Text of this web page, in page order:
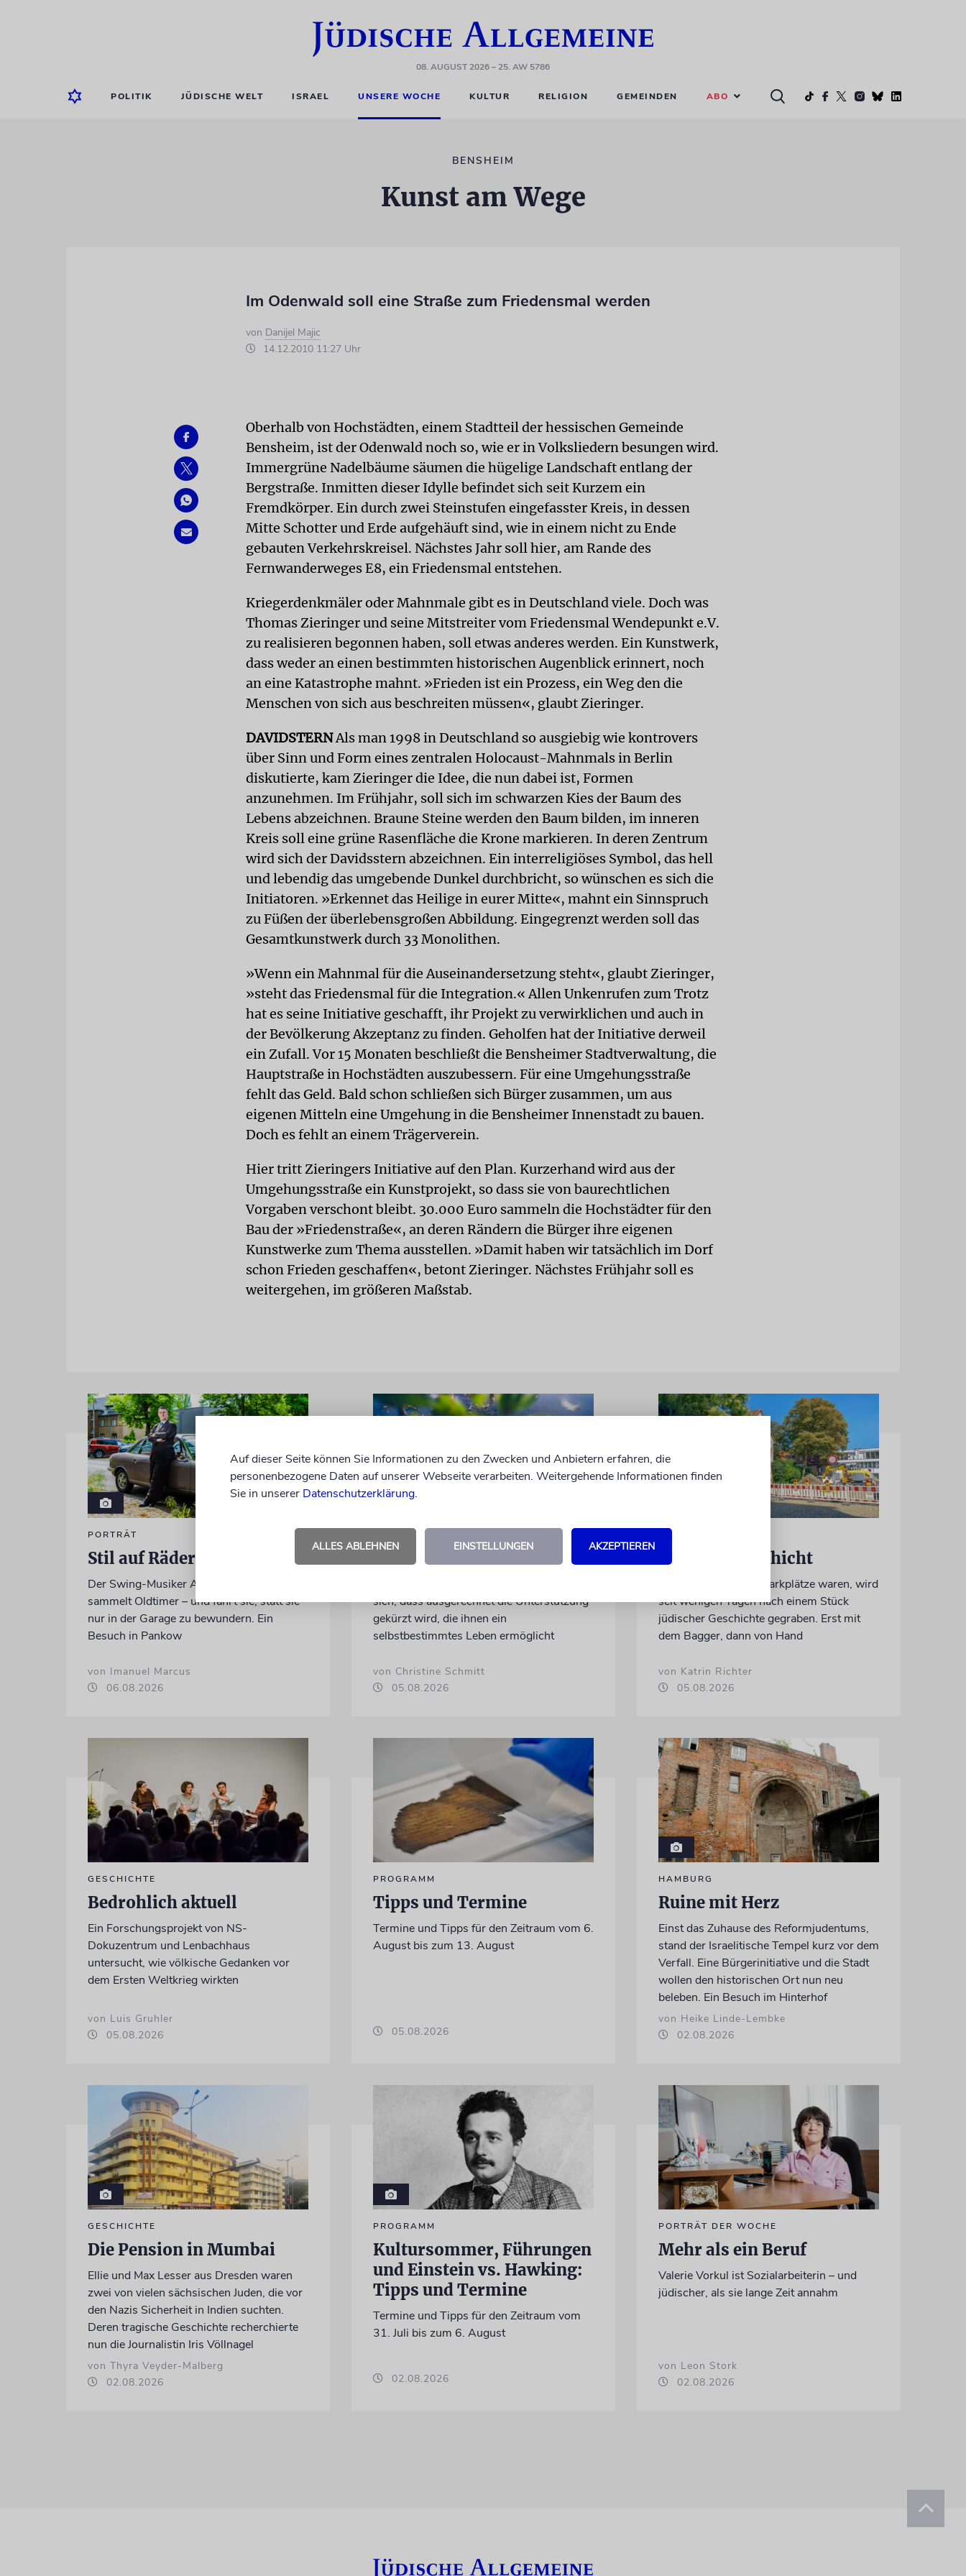
08. AUGUST 2026– 25. AW 5786
POLITIK JÜDISCHE WELT ISRAEL UNSERE WOCHE KULTUR RELIGION GEMEINDEN ABO
BENSHEIM
Kunst am Wege
Im Odenwald soll eine Straße zum Friedensmal werden
von Danijel Majic
14.12.2010 11:27 Uhr
Oberhalb von Hochstädten, einem Stadtteil der hessischen Gemeinde
Bensheim, ist der Odenwald noch so, wie er in Volksliedern besungen wird.
Immergrüne Nadelbäume säumen die hügelige Landschaft entlang der
Bergstraße. Inmitten dieser Idylle befindet sich seit Kurzem ein
Fremdkörper. Ein durch zwei Steinstufen eingefasster Kreis, in dessen
Mitte Schotter und Erde aufgehäuft sind, wie in einem nicht zu Ende
gebauten Verkehrskreisel. Nächstes Jahr soll hier, am Rande des
Fernwanderweges E8, ein Friedensmal entstehen.
Kriegerdenkmäler oder Mahnmale gibt es in Deutschland viele. Doch was
Thomas Zieringer und seine Mitstreiter vom Friedensmal Wendepunkt e.V.
zu realisieren begonnen haben, soll etwas anderes werden. Ein Kunstwerk,
dass weder an einen bestimmten historischen Augenblick erinnert, noch
an eine Katastrophe mahnt. »Frieden ist ein Prozess, ein Weg den die
Menschen von sich aus beschreiten müssen«, glaubt Zieringer.
DAVIDSTERNAls man 1998 in Deutschland so ausgiebig wie kontrovers
über Sinn und Form eines zentralen Holocaust-Mahnmals in Berlin
diskutierte, kam Zieringer die Idee, die nun dabei ist, Formen
anzunehmen. Im Frühjahr, soll sich im schwarzen Kies der Baum des
Lebens abzeichnen. Braune Steine werden den Baum bilden, im inneren
Kreis soll eine grüne Rasenfläche die Krone markieren. In deren Zentrum
wird sich der Davidsstern abzeichnen. Ein interreligiöses Symbol, das hell
und lebendig das umgebende Dunkel durchbricht, so wünschen es sich die
Initiatoren. »Erkennet das Heilige in eurer Mitte«, mahnt ein Sinnspruch
zu Füßen der überlebensgroßen Abbildung. Eingegrenzt werden soll das
Gesamtkunstwerk durch 33 Monolithen.
»Wenn ein Mahnmal für die Auseinandersetzung steht«, glaubt Zieringer,
»steht das Friedensmal für die Integration.« Allen Unkenrufen zum Trotz
hat es seine Initiative geschafft, ihr Projekt zu verwirklichen und auch in
der Bevölkerung Akzeptanz zu finden. Geholfen hat der Initiative derweil
ein Zufall. Vor 15 Monaten beschließt die Bensheimer Stadtverwaltung, die
Hauptstraße in Hochstädten auszubessern. Für eine Umgehungsstraße
fehlt das Geld. Bald schon schließen sich Bürger zusammen, um aus
eigenen Mitteln eine Umgehung in die Bensheimer Innenstadt zu bauen.
Doch es fehlt an einem Trägerverein.
Hier tritt Zieringers Initiative auf den Plan. Kurzerhand wird aus der
Umgehungsstraße ein Kunstprojekt, so dass sie von baurechtlichen
Vorgaben verschont bleibt. 30.000 Euro sammeln die Hochstädter für den
Bau der »Friedenstraße«, an deren Rändern die Bürger ihre eigenen
Kunstwerke zum Thema ausstellen. »Damit haben wir tatsächlich im Dorf
schon Frieden geschaffen«, betont Zieringer. Nächstes Frühjahr soll es
weitergehen, im größeren Maßstab.
PORTRÄT
Stil auf Rädern
Der Swing-Musiker Andrej Hermlin
sammelt Oldtimer – und fährt sie, statt sie
nur in der Garage zu bewundern. Ein
Besuch in Pankow
von Imanuel Marcus
06.08.2026
REFORM
Hilfe im Alltag
sich, dass ausgerechnet die Unterstützung
gekürzt wird, die ihnen ein
selbstbestimmtes Leben ermöglicht
von Christine Schmitt
05.08.2026
ERFURT
Schicht um Schicht
Dort, wo eben noch Parkplätze waren, wird
seit wenigen Tagen nach einem Stück
jüdischer Geschichte gegraben. Erst mit
dem Bagger, dann von Hand
von Katrin Richter
05.08.2026
GESCHICHTE
Bedrohlich aktuell
Ein Forschungsprojekt von NS-
Dokuzentrum und Lenbachhaus
untersucht, wie völkische Gedanken vor
dem Ersten Weltkrieg wirkten
von Luis Gruhler
05.08.2026
PROGRAMM
Tipps und Termine
Termine und Tipps für den Zeitraum vom 6.
August bis zum 13. August
05.08.2026
HAMBURG
Ruine mit Herz
Einst das Zuhause des Reformjudentums,
stand der Israelitische Tempel kurz vor dem
Verfall. Eine Bürgerinitiative und die Stadt
wollen den historischen Ort nun neu
beleben. Ein Besuch im Hinterhof
von Heike Linde-Lembke
02.08.2026
GESCHICHTE
Die Pension in Mumbai
Ellie und Max Lesser aus Dresden waren
zwei von vielen sächsischen Juden, die vor
den Nazis Sicherheit in Indien suchten.
Deren tragische Geschichte recherchierte
nun die Journalistin Iris Völlnagel
von Thyra Veyder-Malberg
02.08.2026
PROGRAMM
Kultursommer, Führungen
und Einstein vs. Hawking:
Tipps und Termine
Termine und Tipps für den Zeitraum vom
31. Juli bis zum 6. August
02.08.2026
PORTRÄT DER WOCHE
Mehr als ein Beruf
Valerie Vorkul ist Sozialarbeiterin – und
jüdischer, als sie lange Zeit annahm
von Leon Stork
02.08.2026
Auf dieser Seite können Sie Informationen zu den Zwecken und Anbietern erfahren, die
personenbezogene Daten auf unserer Webseite verarbeiten. Weitergehende Informationen finden
Sie in unserer Datenschutzerklärung.
ALLES ABLEHNEN EINSTELLUNGEN AKZEPTIEREN